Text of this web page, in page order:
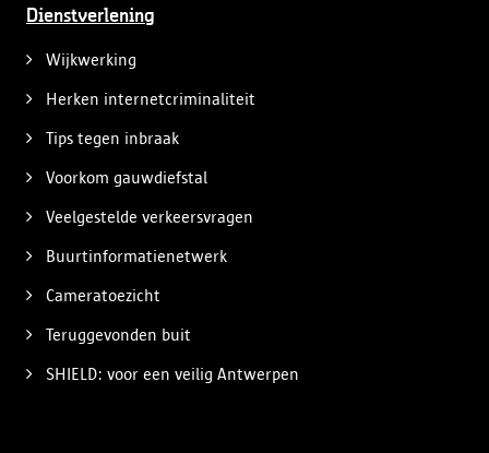
Dienstverlening
Wijkwerking
Herken internetcriminaliteit
Tips tegen inbraak
Voorkom gauwdiefstal
Veelgestelde verkeersvragen
Buurtinformatienetwerk
Cameratoezicht
Teruggevonden buit
SHIELD: voor een veilig Antwerpen